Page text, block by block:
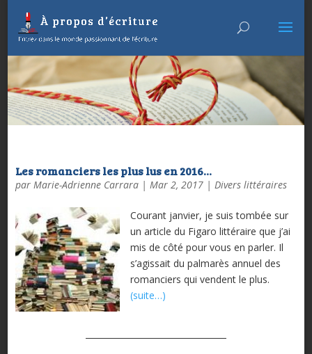
Les romanciers les plus lus en 2016…
par Marie-Adrienne Carrara| Mar 2, 2017| Divers littéraires
Courant janvier, je suis tombée sur
un article du Figaro littéraire que j’ai
mis de côté pour vous en parler. Il
s’agissait du palmarès annuel des
romanciers qui vendent le plus.
(suite…)